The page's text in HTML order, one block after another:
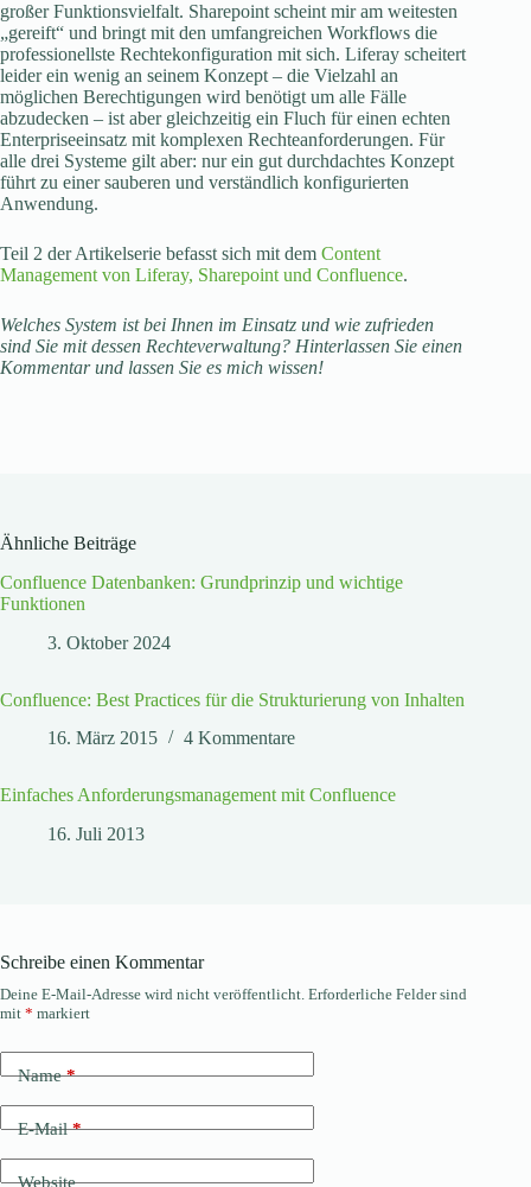
großer Funktionsvielfalt. Sharepoint scheint mir am weitesten
„gereift“ und bringt mit den umfangreichen Workflows die
professionellste Rechtekonfiguration mit sich. Liferay scheitert
leider ein wenig an seinem Konzept – die Vielzahl an
möglichen Berechtigungen wird benötigt um alle Fälle
abzudecken – ist aber gleichzeitig ein Fluch für einen echten
Enterpriseeinsatz mit komplexen Rechteanforderungen. Für
alle drei Systeme gilt aber: nur ein gut durchdachtes Konzept
führt zu einer sauberen und verständlich konfigurierten
Anwendung.
Teil 2 der Artikelserie befasst sich mit dem Content
Management von Liferay, Sharepoint und Confluence.
Welches System ist bei Ihnen im Einsatz und wie zufrieden
sind Sie mit dessen Rechteverwaltung? Hinterlassen Sie einen
Kommentar und lassen Sie es mich wissen!
Ähnliche Beiträge
Confluence Datenbanken: Grundprinzip und wichtige
Funktionen
3. Oktober 2024
Confluence: Best Practices für die Strukturierung von Inhalten
16. März 2015
4 Kommentare
Einfaches Anforderungsmanagement mit Confluence
16. Juli 2013
Schreibe einen Kommentar
Deine E-Mail-Adresse wird nicht veröffentlicht. Erforderliche Felder sind
mit * markiert
Name*
E-Mail*
Website